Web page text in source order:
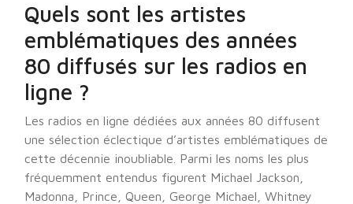
Quels sont les artistes
emblématiques des années
80 diffusés sur les radios en
ligne ?
Les radios en ligne dédiées aux années 80 diffusent
une sélection éclectique d’artistes emblématiques de
cette décennie inoubliable. Parmi les noms les plus
fréquemment entendus figurent Michael Jackson,
Madonna, Prince, Queen, George Michael, Whitney